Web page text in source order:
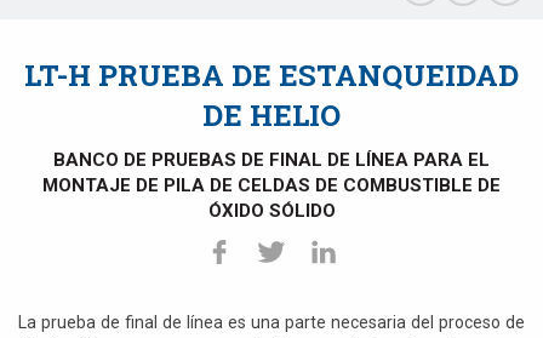
LT-H PRUEBA DE ESTANQUEIDAD
DE HELIO
BANCO DE PRUEBAS DE FINAL DE LÍNEA PARA EL
MONTAJE DE PILA DE CELDAS DE COMBUSTIBLE DE
ÓXIDO SÓLIDO
La prueba de final de línea es una parte necesaria del proceso de
Español
日本語 (Japanese)
中文 (Chinese)
한국어 (Korean)
Si aún no está registrado, puede hacerlo ahora: ¡es gratis!